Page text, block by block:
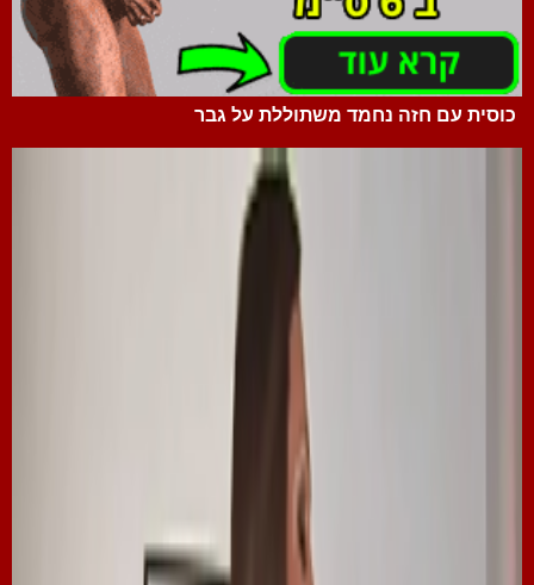
כוסית עם חזה נחמד משתוללת על גבר